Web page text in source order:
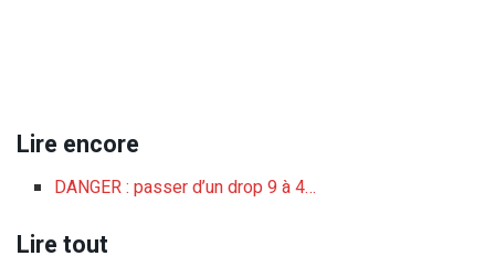
Lire encore
DANGER : passer d’un drop 9 à 4…
Lire tout